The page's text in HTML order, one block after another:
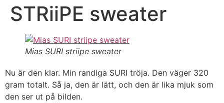
STRiiPE sweater
Mias SURI striipe sweater
Nu är den klar. Min randiga SURI tröja. Den väger 320
gram totalt. Så ja, den är lätt, och den är lika mjuk som
den ser ut på bilden.